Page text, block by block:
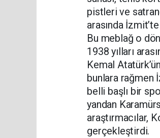
pistleri ve
arasında
Bu meblağ o
1938 yılları
Kemal
bunlara rağmen
belli başlı bir
yandan
araştırmacılar,
gerçekleştirdi.